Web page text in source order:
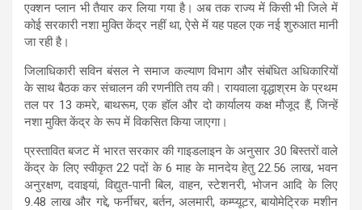
एक्शन प्लान भी तैयार कर लिया गया है। अब तक राज्य में किसी भी जिले में
कोई सरकारी नशा मुक्ति केंद्र नहीं था, ऐसे में यह पहल एक नई शुरुआत मानी
जा रही है।
जिलाधिकारी सविन बंसल ने समाज कल्याण विभाग और संबंधित अधिकारियों
के साथ बैठक कर संचालन की रणनीति तय की। रायवाला वृद्धाश्रम के प्रथम
तल पर 13 कमरे, बाथरूम, एक हॉल और दो कार्यालय कक्ष मौजूद हैं, जिन्हें
नशा मुक्ति केंद्र के रूप में विकसित किया जाएगा।
प्रस्तावित बजट में भारत सरकार की गाइडलाइन के अनुसार 30 बिस्तरों वाले
केंद्र के लिए स्वीकृत 22 पदों के 6 माह के मानदेय हेतु 22.56 लाख, भवन
अनुरक्षण, दवाइयां, विद्युत-पानी बिल, वाहन, स्टेशनरी, भोजन आदि के लिए
9.48 लाख और गद्दे, फर्नीचर, बर्तन, अलमारी, कम्प्यूटर, बायोमेट्रिक मशीन